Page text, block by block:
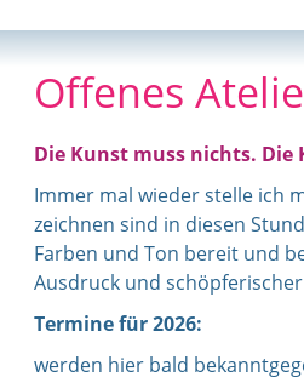
Offenes
Die Kunst muss nichts. Die
Immer mal wieder stelle ich
zeichnen sind in diesen
Farben und Ton bereit und
Ausdruck und
Termine für 2026:
werden hier bald